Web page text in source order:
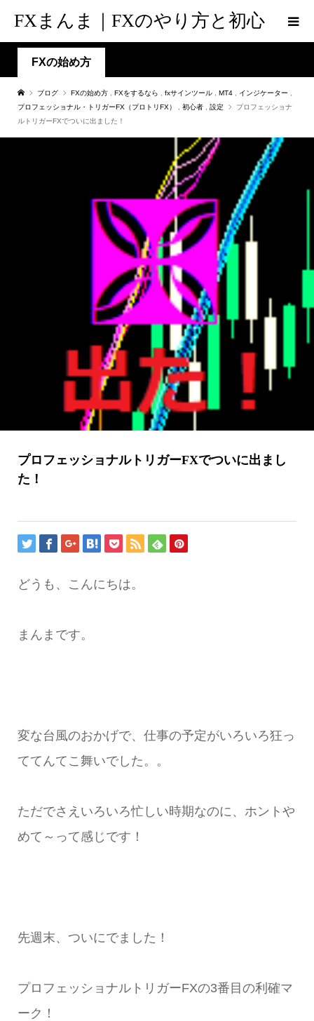
FXまんま｜FXのやり方と初心
者脱出の道標
FXの始め方
ブログ FXの始め方 FXをするなら fxサインツール MT4 インジケーター
プロフェッショナル・トリガーFX（プロトリFX）
初心者 設定
プロフェッショナ
ルトリガーFXでついに出ました！
プロフェッショナルトリガーFXでついに出まし
た！
どうも、こんにちは。
まんまです。
変な台風のおかげで、仕事の予定がいろいろ狂っ
ててんてこ舞いでした。。
ただでさえいろいろ忙しい時期なのに、ホントや
めて～って感じです！
先週末、ついにでました！
プロフェッショナルトリガーFXの3番目の利確マ
ーク！